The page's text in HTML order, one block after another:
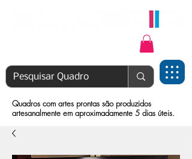
Quadros com artes prontas são produzidos
artesanalmente em aproximadamente 5 dias úteis.